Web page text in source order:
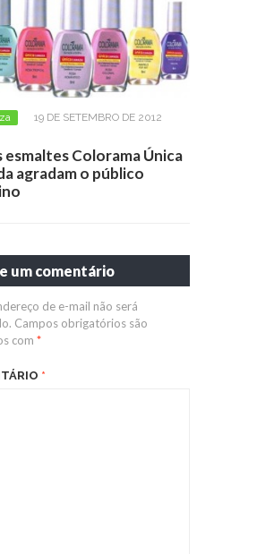
19 DE SETEMBRO DE 2012
esmaltes Colorama Única
agradam o público
um comentário
de e-mail não será
Campos obrigatórios são
com *
*